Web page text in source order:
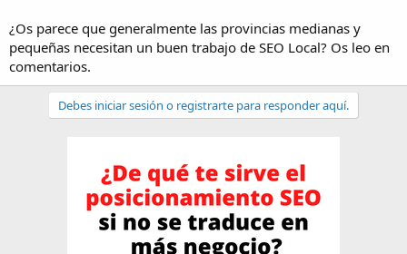
¿Os parece que generalmente las provincias medianas y
pequeñas necesitan un buen trabajo de SEO Local? Os leo en
comentarios.
Debes iniciar sesión o registrarte para responder aquí.